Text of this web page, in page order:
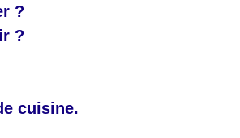
?
?
cuisine.